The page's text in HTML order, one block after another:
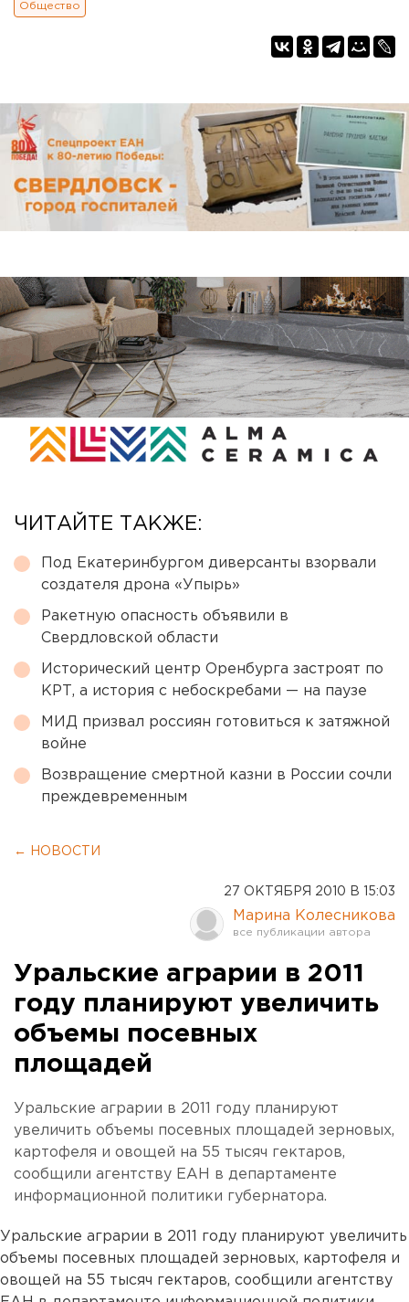
Общество
ЧИТАЙТЕ ТАКЖЕ:
Под Екатеринбургом диверсанты взорвали
создателя дрона «Упырь»
Ракетную опасность объявили в
Свердловской области
Исторический центр Оренбурга застроят по
КРТ, а история с небоскребами — на паузе
МИД призвал россиян готовиться к затяжной
войне
Возвращение смертной казни в России сочли
преждевременным
← НОВОСТИ
27 ОКТЯБРЯ 2010 В 15:03
Марина Колесникова
Уральские аграрии в 2011
году планируют увеличить
объемы посевных
площадей
Уральские аграрии в 2011 году планируют
увеличить объемы посевных площадей зерновых,
картофеля и овощей на 55 тысяч гектаров,
сообщили агентству ЕАН в департаменте
информационной политики губернатора.
Уральские аграрии в 2011 году планируют увеличить
объемы посевных площадей зерновых, картофеля и
овощей на 55 тысяч гектаров, сообщили агентству